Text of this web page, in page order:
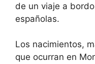
de un viaje a
españolas.
Los nacimientos,
que ocurran en